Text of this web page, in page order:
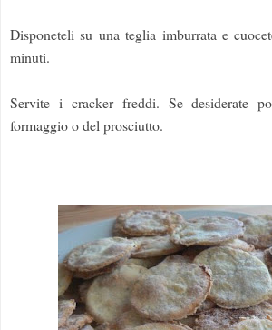
Disponeteli su una teglia imburrata e
minuti.
Servite i cracker freddi. Se desiderate
formaggio o del prosciutto.